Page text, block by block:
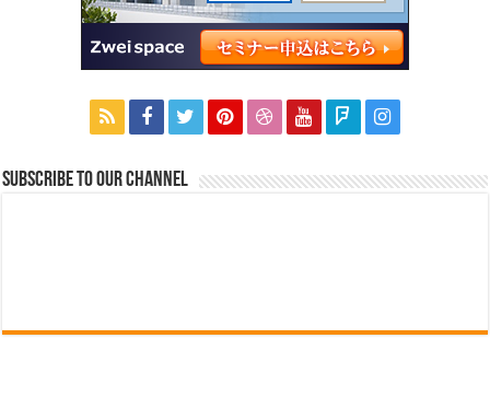
Subscribe to our Channel